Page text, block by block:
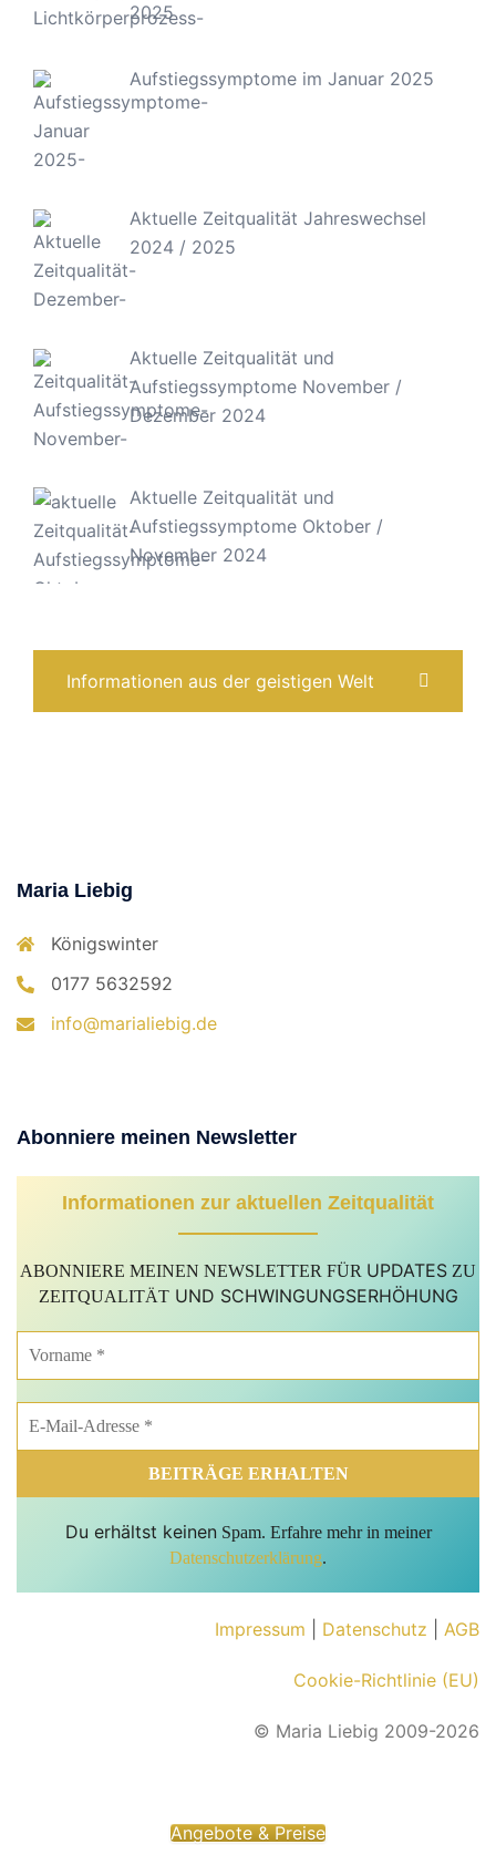
2025
Aufstiegssymptome im Januar 2025
Aktuelle Zeitqualität Jahreswechsel
2024 / 2025
Aktuelle Zeitqualität und
Aufstiegssymptome November /
Dezember 2024
Aktuelle Zeitqualität und
Aufstiegssymptome Oktober /
November 2024
Informationen aus der geistigen Welt
Maria Liebig
Königswinter
0177 5632592
info@marialiebig.de
Abonniere meinen Newsletter
Informationen zur aktuellen Zeitqualität
ABONNIERE MEINEN NEWSLETTER FÜR UPDATES ZU
ZEITQUALITÄTUND SCHWINGUNGSERHÖHUNG
Du erhältst keinenSpam. Erfahre mehr in meiner
Datenschutzerklärung.
Impressum Datenschutz AGB
Cookie-Richtlinie (EU)
© Maria Liebig 2009-2026
Angebote & Preise